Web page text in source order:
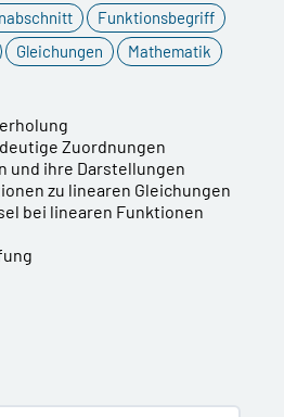
Funktionsbegriff
Gleichungen Mathematik
Zuordnungen
und ihre Darstellungen
zu linearen Gleichungen
bei linearen Funktionen